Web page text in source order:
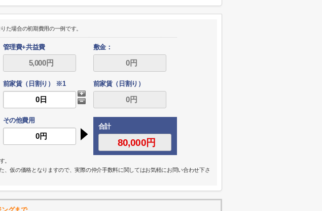
た場合の初期費用の一例です。
管理費+共益費 敷金：
前家賃（日割り） ※1 前家賃（日割り）
その他費用
合計
。
、仮の価格となりますので、実際の仲介手数料に関してはお気軽にお問い合わせ下さ